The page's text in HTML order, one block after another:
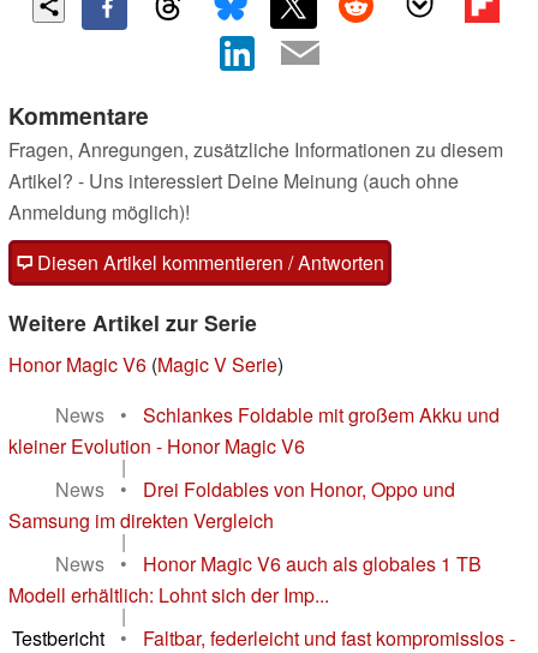
Kommentare
Fragen, Anregungen, zusätzliche Informationen zu diesem
Artikel? - Uns interessiert Deine Meinung (auch ohne
Anmeldung möglich)!
Diesen Artikel kommentieren / Antworten
Weitere Artikel zur Serie
Honor Magic V6 (Magic V Serie)
News
•
Schlankes Foldable mit großem Akku und
kleiner Evolution - Honor Magic V6
|
News
•
Drei Foldables von Honor, Oppo und
Samsung im direkten Vergleich
|
News
•
Honor Magic V6 auch als globales 1 TB
Modell erhältlich: Lohnt sich der Imp...
|
Testbericht
•
Faltbar, federleicht und fast kompromisslos -